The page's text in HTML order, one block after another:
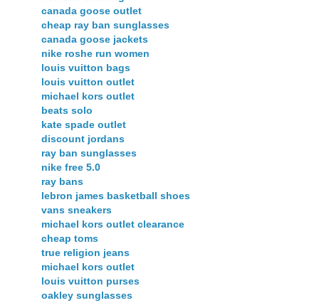
canada goose outlet
cheap ray ban sunglasses
canada goose jackets
nike roshe run women
louis vuitton bags
louis vuitton outlet
michael kors outlet
beats solo
kate spade outlet
discount jordans
ray ban sunglasses
nike free 5.0
ray bans
lebron james basketball shoes
vans sneakers
michael kors outlet clearance
cheap toms
true religion jeans
michael kors outlet
louis vuitton purses
oakley sunglasses